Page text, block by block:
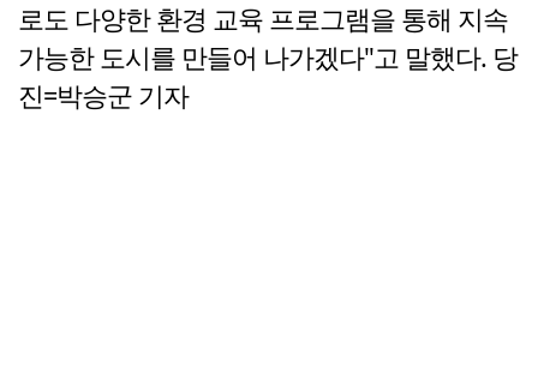
로도 다양한 환경 교육 프로그램을 통해 지속
가능한 도시를 만들어 나가겠다"고 말했다. 당
진=박승군 기자